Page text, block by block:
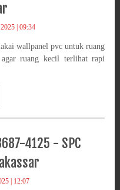
| 09:34
wallpanel pvc untuk ruang
agar ruang kecil terlihat rapi
4125 - SPC
| 12:07